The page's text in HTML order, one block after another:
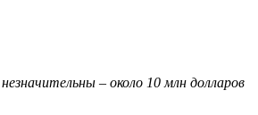
– около 10 млн долларов